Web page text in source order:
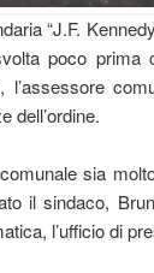
“J.F.
poco prima
, l’assessore
dell’ordine.
sia
il sindaco,
l’ufficio di